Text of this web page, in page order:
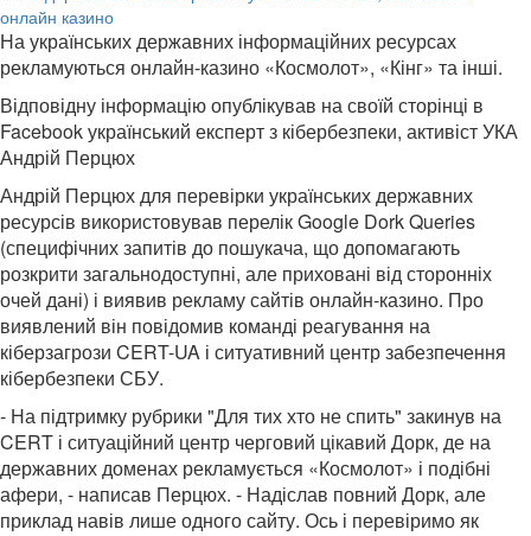
На українських державних інформаційних ресурсах
рекламуються онлайн-казино «Космолот», «Кінг» та інші.
Відповідну інформацію опублікував на своїй сторінці в
Facebook український експерт з кібербезпеки, активіст УКА
Андрій Перцюх
Андрій Перцюх для перевірки українських державних
ресурсів використовував перелік Google Dork Queries
(специфічних запитів до пошукача, що допомагають
розкрити загальнодоступні, але приховані від сторонніх
очей дані) і виявив рекламу сайтів онлайн-казино. Про
виявлений він повідомив команді реагування на
кіберзагрози CERT-UA і ​​ситуативний центр забезпечення
кібербезпеки СБУ.
- На підтримку рубрики "Для тих хто не спить" закинув на
CERT і ситуаційний центр черговий цікавий Дорк, де на
державних доменах рекламується «Космолот» і подібні
афери, - написав Перцюх. - Надіслав повний Дорк, але
приклад навів лише одного сайту. Ось і перевіримо як